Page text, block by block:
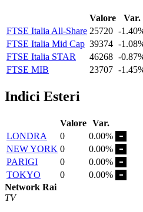
Valore
Var.
FTSE Italia All-Share 25720 -
FTSE Italia Mid Cap 39374 -
FTSE Italia STAR
46268 -
FTSE MIB
23707 -
Indici Esteri
Valore Var.
LONDRA
0
0.00%
NEW YORK 0
0.00%
PARIGI
0
0.00%
TOKYO
0
0.00%
Network Rai
TV